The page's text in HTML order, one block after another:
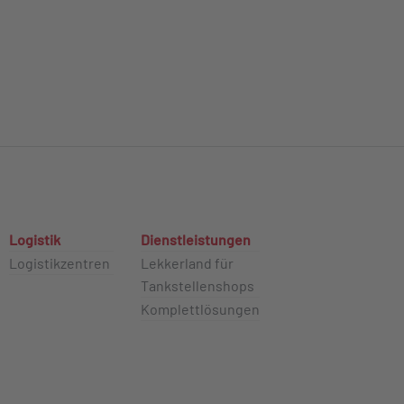
Logistik
Logistikzentren
Dienstleistungen
Lekkerland für
Tankstellenshops
Komplettlösungen